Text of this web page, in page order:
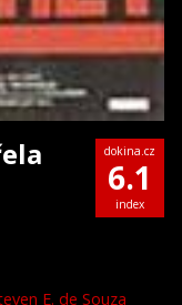
dokina.cz
6.1
index
E. de Souza